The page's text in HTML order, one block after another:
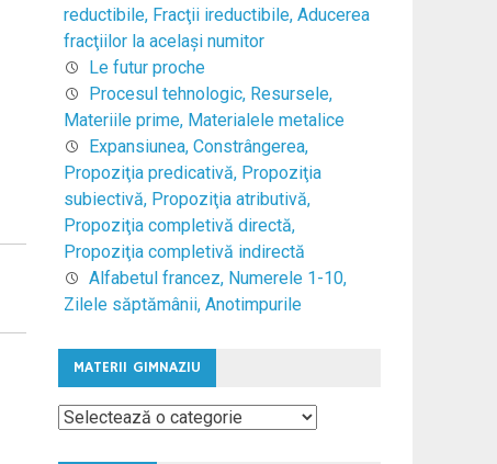
reductibile, Fracţii ireductibile, Aducerea
fracţiilor la acelaşi numitor
Le futur proche
Procesul tehnologic, Resursele,
Materiile prime, Materialele metalice
Expansiunea, Constrângerea,
Propoziţia predicativă, Propoziţia
subiectivă, Propoziţia atributivă,
Propoziţia completivă directă,
Propoziţia completivă indirectă
Alfabetul francez, Numerele 1-10,
Zilele săptămânii, Anotimpurile
MATERII GIMNAZIU
Materii